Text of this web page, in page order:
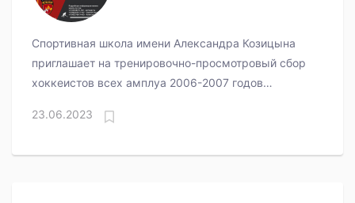
Спортивная школа имени Александра Козицына
приглашает на тренировочно-просмотровый сбор
хоккеистов всех амплуа 2006-2007 годов
23.06.2023